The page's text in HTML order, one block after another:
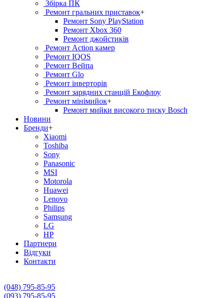
Збірка ПК
Ремонт гральних приставок+
Ремонт Sony PlayStation
Ремонт Xbox 360
Ремонт джойстиків
Ремонт Action камер
Ремонт IQOS
Ремонт Вейпа
Ремонт Glo
Ремонт інверторів
Ремонт зарядних станцій Екофлоу
Ремонт мiнiмийок+
Ремонт мийки високого тиску Bosch
Новини
Бренди+
Xiaomi
Toshiba
Sony
Panasonic
MSI
Motorola
Huawei
Lenovo
Philips
Samsung
LG
HP
Партнери
Вiдгуки
Контакти
(048) 795-85-95
(093) 795-85-95